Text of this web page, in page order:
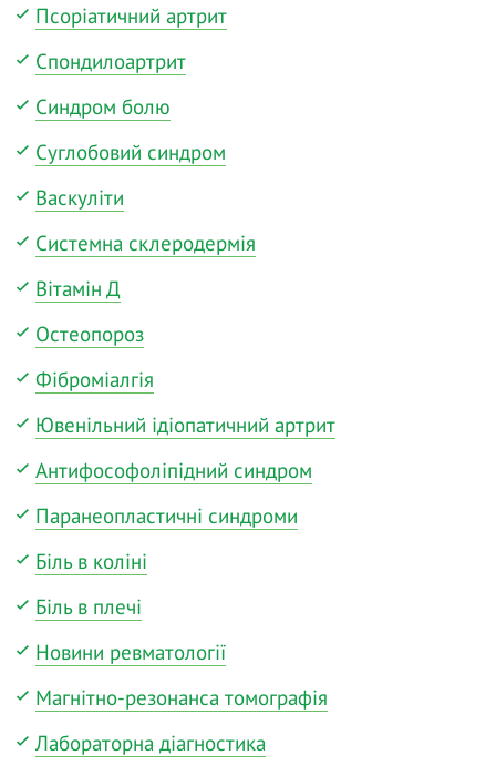
Псоріатичний артрит
Спондилоартрит
Синдром болю
Суглобовий синдром
Васкуліти
Системна склеродермія
Вітамін Д
Остеопороз
Фіброміалгія
Ювенільний ідіопатичний артрит
Антифософоліпідний синдром
Паранеопластичні синдроми
Біль в коліні
Біль в плечі
Новини ревматології
Магнітно-резонанса томографія
Лабораторна діагностика